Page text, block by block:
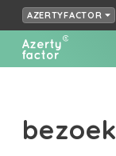
AZERTYFACTOR
bezoek